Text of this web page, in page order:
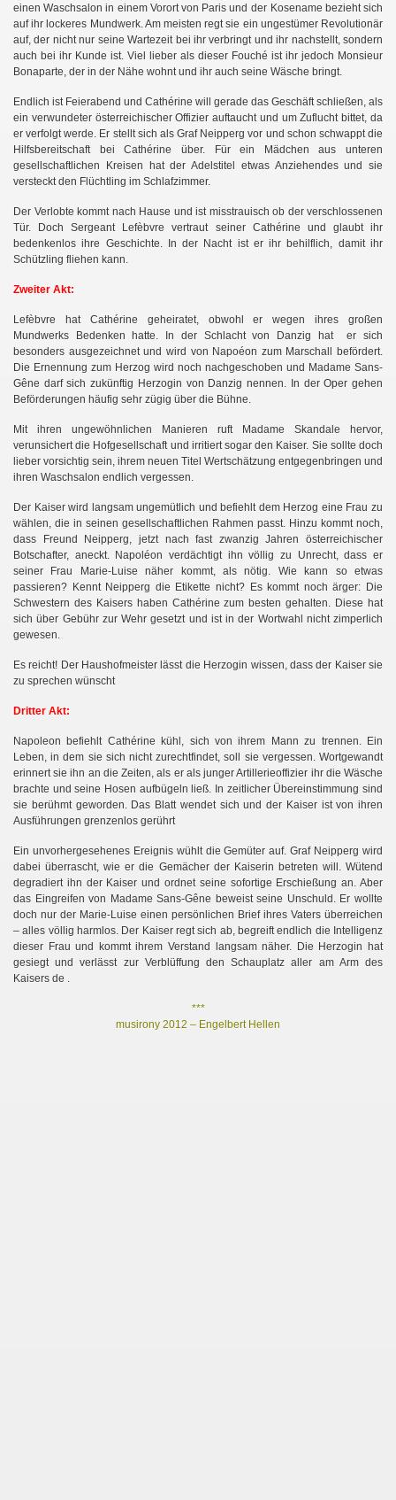
einen Waschsalon in einem Vorort von Paris und der Kosename bezieht sich
auf ihr lockeres Mundwerk. Am meisten regt sie ein ungestümer Revolutionär
auf, der nicht nur seine Wartezeit bei ihr verbringt und ihr nachstellt, sondern
auch bei ihr Kunde ist. Viel lieber als dieser Fouché ist ihr jedoch Monsieur
Bonaparte, der in der Nähe wohnt und ihr auch seine Wäsche bringt.
Endlich ist Feierabend und Cathérine will gerade das Geschäft schließen, als
ein verwundeter österreichischer Offizier auftaucht und um Zuflucht bittet, da
er verfolgt werde. Er stellt sich als Graf Neipperg vor und schon schwappt die
Hilfsbereitschaft bei Cathérine über. Für ein Mädchen aus unteren
gesellschaftlichen Kreisen hat der Adelstitel etwas Anziehendes und sie
versteckt den Flüchtling im Schlafzimmer.
Der Verlobte kommt nach Hause und ist misstrauisch ob der verschlossenen
Tür. Doch Sergeant Lefèbvre vertraut seiner Cathérine und glaubt ihr
bedenkenlos ihre Geschichte. In der Nacht ist er ihr behilflich, damit ihr
Schützling fliehen kann.
Zweiter Akt:
Lefèbvre hat Cathérine geheiratet, obwohl er wegen ihres großen
Mundwerks Bedenken hatte. In der Schlacht von Danzig hat er sich
besonders ausgezeichnet und wird von Napoéon zum Marschall befördert.
Die Ernennung zum Herzog wird noch nachgeschoben und Madame Sans-
Gêne darf sich zukünftig Herzogin von Danzig nennen. In der Oper gehen
Beförderungen häufig sehr zügig über die Bühne.
Mit ihren ungewöhnlichen Manieren ruft Madame Skandale hervor,
verunsichert die Hofgesellschaft und irritiert sogar den Kaiser. Sie sollte doch
lieber vorsichtig sein, ihrem neuen Titel Wertschätzung entgegenbringen und
ihren Waschsalon endlich vergessen.
Der Kaiser wird langsam ungemütlich und befiehlt dem Herzog eine Frau zu
wählen, die in seinen gesellschaftlichen Rahmen passt. Hinzu kommt noch,
dass Freund Neipperg, jetzt nach fast zwanzig Jahren österreichischer
Botschafter, aneckt. Napoléon verdächtigt ihn völlig zu Unrecht, dass er
seiner Frau Marie-Luise näher kommt, als nötig. Wie kann so etwas
passieren? Kennt Neipperg die Etikette nicht? Es kommt noch ärger: Die
Schwestern des Kaisers haben Cathérine zum besten gehalten. Diese hat
sich über Gebühr zur Wehr gesetzt und ist in der Wortwahl nicht zimperlich
gewesen.
Es reicht! Der Haushofmeister lässt die Herzogin wissen, dass der Kaiser sie
zu sprechen wünscht
Dritter Akt:
Napoleon befiehlt Cathérine kühl, sich von ihrem Mann zu trennen. Ein
Leben, in dem sie sich nicht zurechtfindet, soll sie vergessen. Wortgewandt
erinnert sie ihn an die Zeiten, als er als junger Artillerieoffizier ihr die Wäsche
brachte und seine Hosen aufbügeln ließ. In zeitlicher Übereinstimmung sind
sie berühmt geworden. Das Blatt wendet sich und der Kaiser ist von ihren
Ausführungen grenzenlos gerührt
Ein unvorhergesehenes Ereignis wühlt die Gemüter auf. Graf Neipperg wird
dabei überrascht, wie er die Gemächer der Kaiserin betreten will. Wütend
degradiert ihn der Kaiser und ordnet seine sofortige Erschießung an. Aber
das Eingreifen von Madame Sans-Gêne beweist seine Unschuld. Er wollte
doch nur der Marie-Luise einen persönlichen Brief ihres Vaters überreichen
– alles völlig harmlos. Der Kaiser regt sich ab, begreift endlich die Intelligenz
dieser Frau und kommt ihrem Verstand langsam näher. Die Herzogin hat
gesiegt und verlässt zur Verblüffung den Schauplatz aller am Arm des
Kaisers de .
***
musirony 2012 – Engelbert Hellen